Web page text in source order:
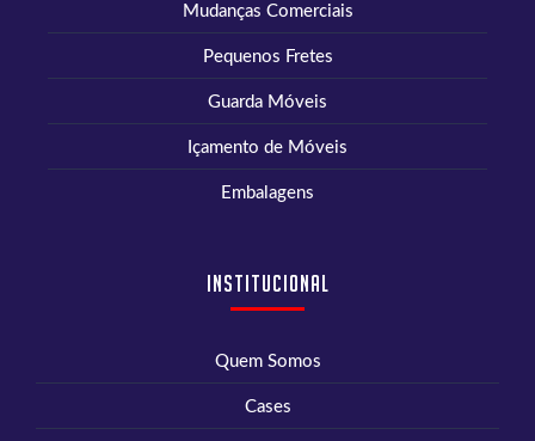
Mudanças Comerciais
Pequenos Fretes
Guarda Móveis
Içamento de Móveis
Embalagens
Institucional
Quem Somos
Cases